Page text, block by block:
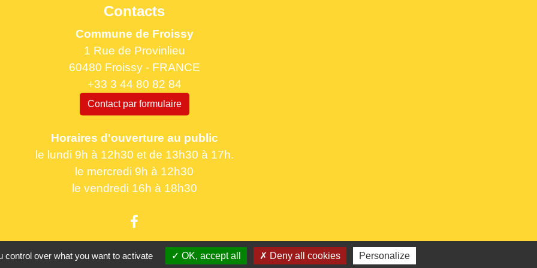
Contacts
Commune de Froissy
1 Rue de Provinlieu
60480 Froissy - FRANCE
+33 3 44 80 82 84
Contact par formulaire
Horaires d'ouverture au public
le lundi 9h à 12h30 et de 13h30 à 17h.
le mercredi 9h à 12h30
le vendredi 16h à 18h30
over what you want to activate OK, accept all Deny all cookies Personalize